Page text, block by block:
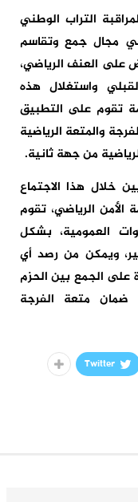
التراب الوطني
مجال جمع وتقاسم
على العنف الرياضي،
واستغلال هذه
تقوم على التطبيق
والمتعة الرياضية
من جهة ثانية.
خلال هذا الاجتماع
الأمن الرياضي، تقوم
العمومية، بشكل
ويمكن من رصد أي
على الجمع بين الحزم
ضمان متعة الفرجة
Twitter